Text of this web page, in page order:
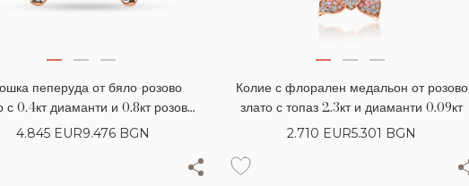
пеперуда от бяло-розово
с 0.4кт диаманти и 0.8кт розови
сапфири
4.845 EUR9.476 BGN
Колие с флорален медальон от розово
злато с топаз 2.3кт и диаманти 0.09кт
2.710 EUR5.301 BGN